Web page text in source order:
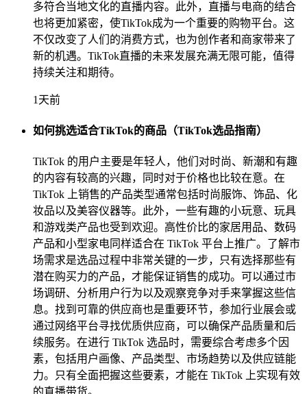
多符合当地文化的直播内容。此外，直播与电商的结合
也将更加紧密，使TikTok成为一个重要的购物平台。这
不仅改变了人们的消费方式，也为创作者和商家带来了
新的机遇。TikTok直播的未来发展充满无限可能，值得
持续关注和期待。
1天前
如何挑选适合TikTok的商品（TikTok选品指南）
TikTok 的用户主要是年轻人，他们对时尚、新潮和有趣
的内容有较高的兴趣，同时对于价格也比较在意。在
TikTok 上销售的产品类型通常包括时尚服饰、饰品、化
妆品以及美容仪器等。此外，一些有趣的小玩意、玩具
和游戏类产品也受到欢迎。高性价比的家居用品、数码
产品和小型家电同样适合在 TikTok 平台上推广。了解市
场需求是选品过程中非常关键的一步，只有选择那些有
潜在购买力的产品，才能保证销售的成功。可以通过市
场调研、分析用户行为以及观察竞争对手来掌握这些信
息。找到可靠的供应商也是重要环节，参加行业展会或
通过网络平台寻找优质供应商，可以确保产品质量和后
续服务。在进行 TikTok 选品时，需要综合考虑多个因
素，包括用户画像、产品类型、市场趋势以及供应链能
力。只有全面把握这些要素，才能在 TikTok 上实现有效